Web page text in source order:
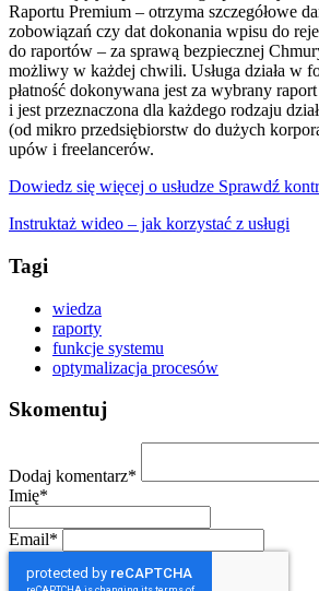
Raportu Premium – otrzyma szczegółowe
zobowiązań czy dat dokonania wpisu do
do raportów – za sprawą bezpiecznej
możliwy w każdej chwili. Usługa działa w
płatność dokonywana jest za wybrany
i jest przeznaczona dla każdego rodzaju
(od mikro przedsiębiorstw do dużych
upów i freelancerów.
Dowiedz się więcej o usłudze Sprawdź
Instruktaż wideo – jak korzystać z usługi
Tagi
wiedza
raporty
funkcje systemu
optymalizacja procesów
Skomentuj
Dodaj komentarz*
Imię*
Email*